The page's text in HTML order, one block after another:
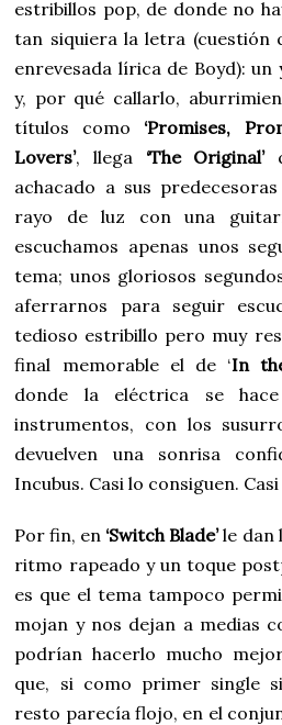
estribillos pop, de donde no
tan siquiera la letra (cuestión
enrevesada lírica de Boyd):
y, por qué callarlo,
títulos como ‘Promises,
Lovers’, llega ‘The Original’
achacado a sus
rayo de luz con una
escuchamos apenas unos
tema; unos gloriosos
aferrarnos para seguir
tedioso estribillo pero muy
final memorable el de ‘In
donde la eléctrica se
instrumentos, con los
devuelven una sonrisa
Incubus. Casi lo consiguen.
Por fin, en ‘Switch Blade’le dan
ritmo rapeado y un toque
es que el tema tampoco
mojan y nos dejan a medias
podrían hacerlo mucho
que, si como primer single
resto parecía flojo, en el